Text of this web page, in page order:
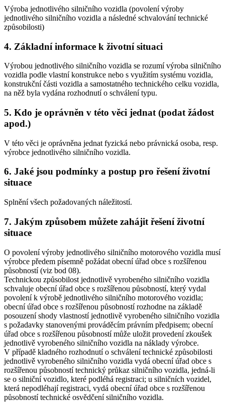
Výroba jednotlivého silničního vozidla (povolení výroby
jednotlivého silničního vozidla a následné schvalování technické
způsobilosti)
4. Základní informace k životní situaci
Výrobou jednotlivého silničního vozidla se rozumí výroba silničního
vozidla podle vlastní konstrukce nebo s využitím systému vozidla,
konstrukční části vozidla a samostatného technického celku vozidla,
na něž byla vydána rozhodnutí o schválení typu.
5. Kdo je oprávněn v této věci jednat (podat žádost
apod.)
V této věci je oprávněna jednat fyzická nebo právnická osoba, resp.
výrobce jednotlivého silničního vozidla.
6. Jaké jsou podmínky a postup pro řešení životní
situace
Splnění všech požadovaných náležitostí.
7. Jakým způsobem můžete zahájit řešení životní
situace
O povolení výroby jednotlivého silničního motorového vozidla musí
výrobce předem písemně požádat obecní úřad obce s rozšířenou
působností (viz bod 08).
Technickou způsobilost jednotlivě vyrobeného silničního vozidla
schvaluje obecní úřad obce s rozšířenou působností, který vydal
povolení k výrobě jednotlivého silničního motorového vozidla;
obecní úřad obce s rozšířenou působností rozhodne na základě
posouzení shody vlastností jednotlivě vyrobeného silničního vozidla
s požadavky stanovenými prováděcím právním předpisem; obecní
úřad obce s rozšířenou působností může uložit provedení zkoušek
jednotlivě vyrobeného silničního vozidla na náklady výrobce.
V případě kladného rozhodnutí o schválení technické způsobilosti
jednotlivě vyrobeného silničního vozidla vydá obecní úřad obce s
rozšířenou působností technický průkaz silničního vozidla, jedná-li
se o silniční vozidlo, které podléhá registraci; u silničních vozidel,
která nepodléhají registraci, vydá obecní úřad obce s rozšířenou
působností technické osvědčení silničního vozidla.